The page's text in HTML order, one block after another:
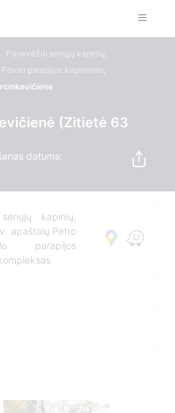
Panevėžio senųjų kapinių,
parapijos kapinėmis,
(Zitietė 63
datums:
kapinių,
apaštalų Petro
parapijos